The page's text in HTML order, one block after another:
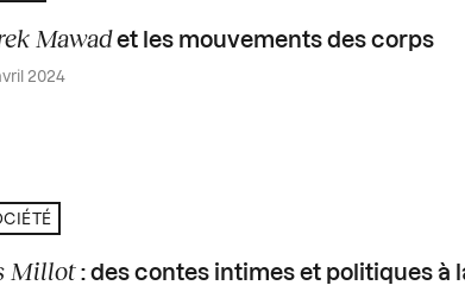
Mawad et les mouvements des corps
2024
Millot : des contes intimes et politiques à